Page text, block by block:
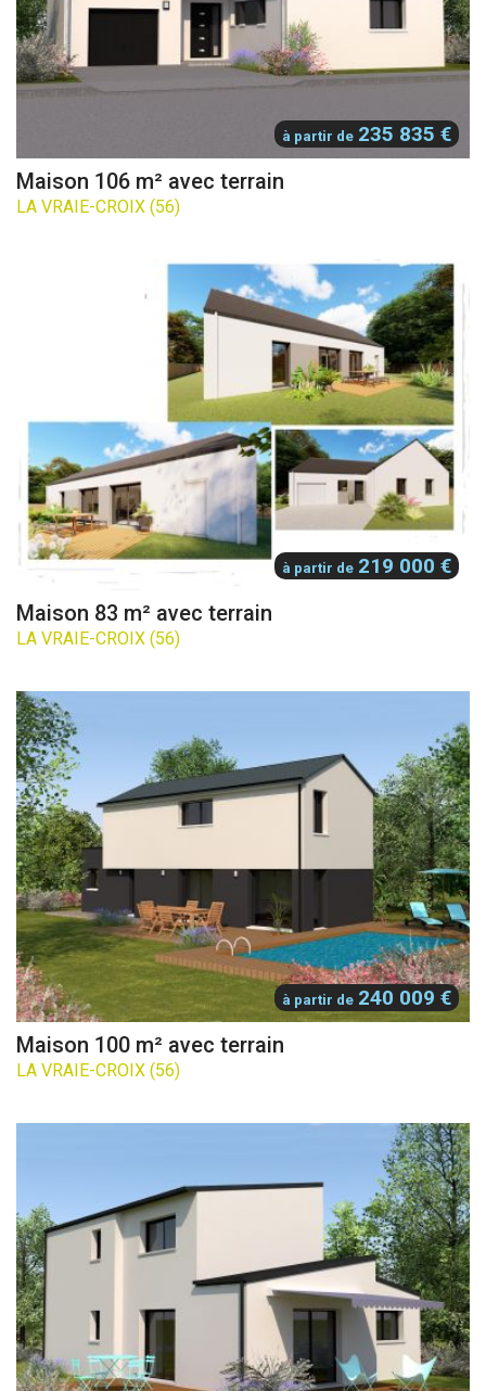
à partir de 235 835 €
Maison 106 m² avec terrain
LA VRAIE-CROIX (56)
à partir de 219 000 €
Maison 83 m² avec terrain
LA VRAIE-CROIX (56)
à partir de 240 009 €
Maison 100 m² avec terrain
LA VRAIE-CROIX (56)